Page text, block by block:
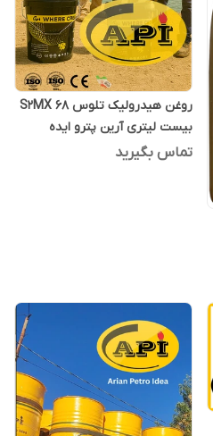
روغن هیدرولیک تلوس S2MX 68
بیست لیتری آرین پترو ایده
تماس بگیرید